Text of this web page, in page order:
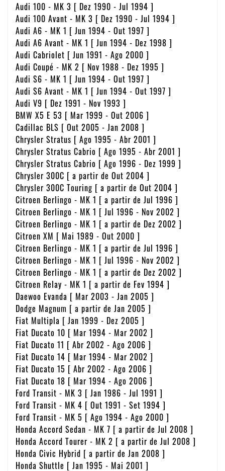
Audi 100 - MK 3 [ Dez 1990 - Jul 1994 ]
Audi 100 Avant - MK 3 [ Dez 1990 - Jul 1994 ]
Audi A6 - MK 1 [ Jun 1994 - Out 1997 ]
Audi A6 Avant - MK 1 [ Jun 1994 - Dez 1998 ]
Audi Cabriolet [ Jun 1991 - Ago 2000 ]
Audi Coupé - MK 2 [ Nov 1988 - Dez 1995 ]
Audi S6 - MK 1 [ Jun 1994 - Out 1997 ]
Audi S6 Avant - MK 1 [ Jun 1994 - Out 1997 ]
Audi V9 [ Dez 1991 - Nov 1993 ]
BMW X5 E 53 [ Mar 1999 - Out 2006 ]
Cadillac BLS [ Out 2005 - Jan 2008 ]
Chrysler Stratus [ Ago 1995 - Abr 2001 ]
Chrysler Stratus Cabrio [ Ago 1995 - Abr 2001 ]
Chrysler Stratus Cabrio [ Ago 1996 - Dez 1999 ]
Chrysler 300C [ a partir de Out 2004 ]
Chrysler 300C Touring [ a partir de Out 2004 ]
Citroen Berlingo - MK 1 [ a partir de Jul 1996 ]
Citroen Berlingo - MK 1 [ Jul 1996 - Nov 2002 ]
Citroen Berlingo - MK 1 [ a partir de Dez 2002 ]
Citroen XM [ Mai 1989 - Out 2000 ]
Citroen Berlingo - MK 1 [ a partir de Jul 1996 ]
Citroen Berlingo - MK 1 [ Jul 1996 - Nov 2002 ]
Citroen Berlingo - MK 1 [ a partir de Dez 2002 ]
Citroen Relay - MK 1 [ a partir de Fev 1994 ]
Daewoo Evanda [ Mar 2003 - Jan 2005 ]
Dodge Magnum [ a partir de Jan 2005 ]
Fiat Multipla [ Jan 1999 - Dez 2005 ]
Fiat Ducato 10 [ Mar 1994 - Mar 2002 ]
Fiat Ducato 11 [ Abr 2002 - Ago 2006 ]
Fiat Ducato 14 [ Mar 1994 - Mar 2002 ]
Fiat Ducato 15 [ Abr 2002 - Ago 2006 ]
Fiat Ducato 18 [ Mar 1994 - Ago 2006 ]
Ford Transit - MK 3 [ Jan 1986 - Jul 1991 ]
Ford Transit - MK 4 [ Out 1991 - Set 1994 ]
Ford Transit - MK 5 [ Ago 1994 - Ago 2000 ]
Honda Accord Sedan - MK 7 [ a partir de Jul 2008 ]
Honda Accord Tourer - MK 2 [ a partir de Jul 2008 ]
Honda Civic Hybrid [ a partir de Jan 2008 ]
Honda Shuttle [ Jan 1995 - Mai 2001 ]